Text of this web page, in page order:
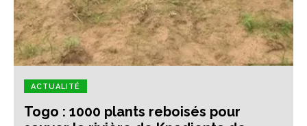
ACTUALITÉ
Togo : 1000 plants reboisés pour